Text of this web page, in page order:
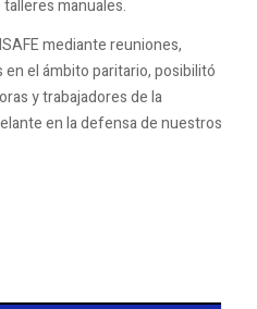
manuales.
mediante reuniones,
el ámbito paritario, posibilitó
y trabajadores de la
en la defensa de nuestros